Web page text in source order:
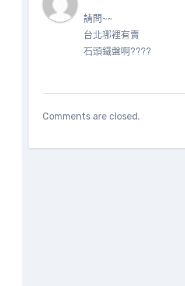
請問~~
台北哪裡有賣
石頭鐵盤啊????
Comments are closed.